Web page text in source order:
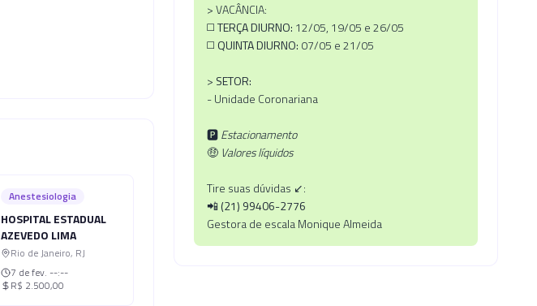
Anestesiologia
HOSPITAL ESTADUAL
AZEVEDO LIMA
Rio de Janeiro, RJ
7 de fev. --:--
R$ 2.500,00
> VACÂNCIA:
◻️TERÇA DIURNO: 12/05, 19/05 e 26/05
◻️ QUINTA DIURNO: 07/05 e 21/05
> SETOR:
- Unidade Coronariana
🅿️Estacionamento
🤑 Valores líquidos
Tire suas dúvidas ↙️:
📲(21) 99406-2776
Gestora de escala Monique Almeida